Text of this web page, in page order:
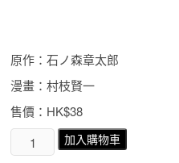
原作：石ノ森章太郎
漫畫：村枝賢一
售價：HK$38
幪
加入購物車